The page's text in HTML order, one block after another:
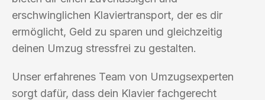
erschwinglichen Klaviertransport, der es dir
ermöglicht, Geld zu sparen und gleichzeitig
deinen Umzug stressfrei zu gestalten.
Unser erfahrenes Team von Umzugsexperten
sorgt dafür, dass dein Klavier fachgerecht